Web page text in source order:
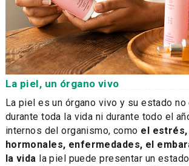
La piel, un órgano vivo
La piel es un órgano vivo y su estado
durante toda la vida ni durante todo el
internos del organismo, como el estrés,
hormonales, enfermedades, el
la vida la piel puede presentar un